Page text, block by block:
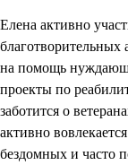
Елена активно
на помощь
проекты по
заботится о
активно
бездомных и часто